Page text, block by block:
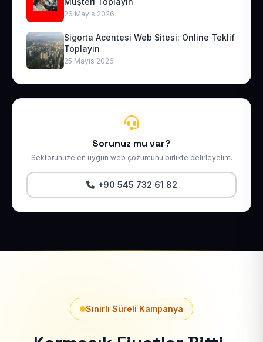
26 Mayıs 2026
Sigorta Acentesi Web Sitesi: Online Teklif
Toplayın
25 Mayıs 2026
Sorunuz mu var?
Sektörünüze en uygun web çözümünü birlikte belirleyelim.
+90 545 732 61 82
Sınırlı Süreli Kampanya